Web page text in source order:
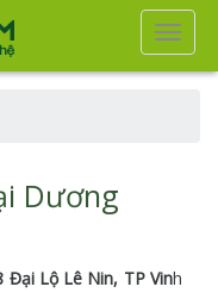
Dương
Đại Lộ Lê Nin, TP Vinh